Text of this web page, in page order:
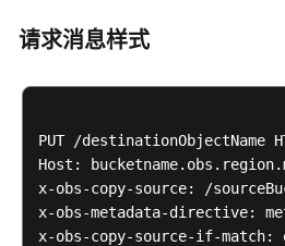
改
对
删
除
对
象
请求消息样式
PUT /destinationObjectName
Host:
x-obs-copy-source: /
x-obs-metadata-directive:
x-obs-copy-source-if-match: